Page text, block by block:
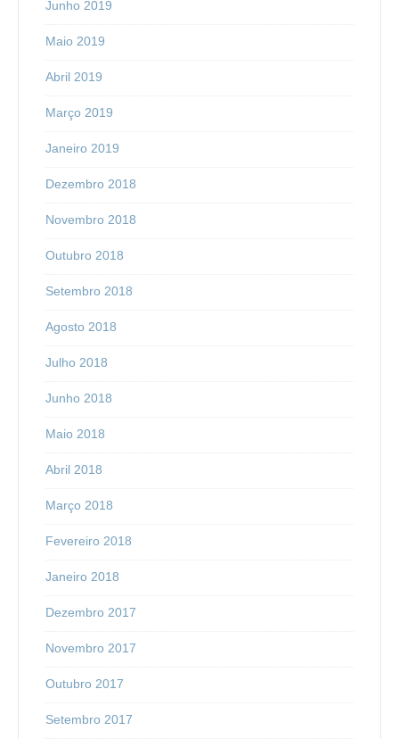
Junho 2019
Maio 2019
Abril 2019
Março 2019
Janeiro 2019
Dezembro 2018
Novembro 2018
Outubro 2018
Setembro 2018
Agosto 2018
Julho 2018
Junho 2018
Maio 2018
Abril 2018
Março 2018
Fevereiro 2018
Janeiro 2018
Dezembro 2017
Novembro 2017
Outubro 2017
Setembro 2017